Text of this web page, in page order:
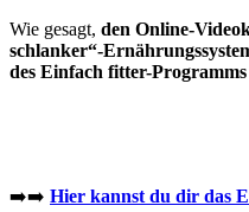
Wie gesagt, den Online-
schlanker“-
des Einfach fitter-
➡️➡️ Hier kannst du dir das